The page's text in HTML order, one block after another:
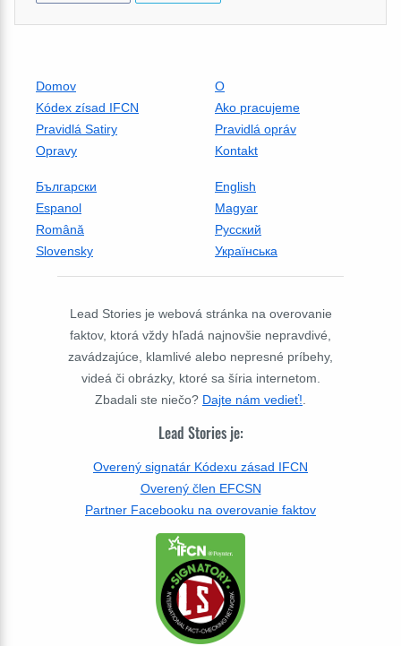
Domov
O
Kódex zísad IFCN
Ako pracujeme
Pravidlá Satiry
Pravidlá opráv
Opravy
Kontakt
Български
English
Espanol
Magyar
Română
Русский
Slovensky
Українська
Lead Stories je webová stránka na overovanie
faktov, ktorá vždy hľadá najnovšie nepravdivé,
zavádzajúce, klamlivé alebo nepresné príbehy,
videá či obrázky, ktoré sa šíria internetom.
Zbadali ste niečo? Dajte nám vedieť!.
Lead Stories je:
Overený signatár Kódexu zásad IFCN
Overený člen EFCSN
Partner Facebooku na overovanie faktov